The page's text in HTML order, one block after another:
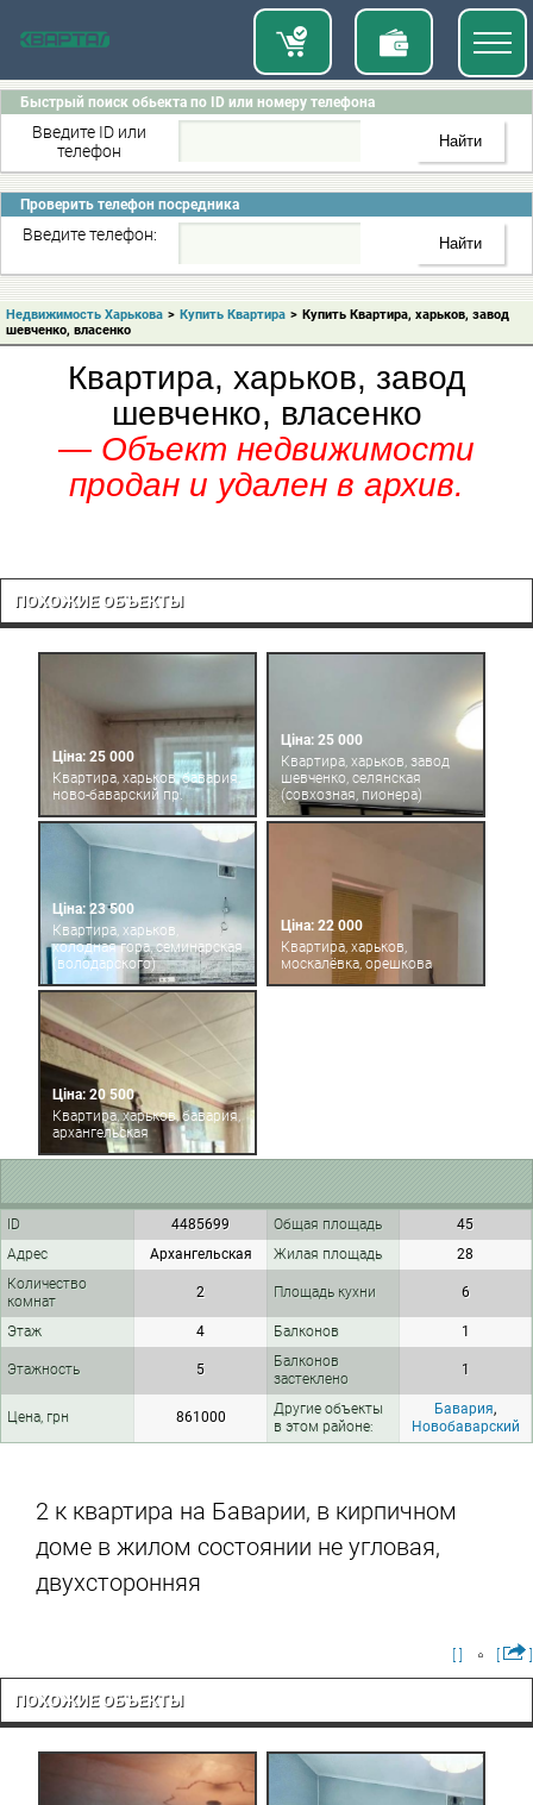
Быстрый поиск обьекта по ID или номеру телефона
Введите ID или
телефон
Проверить телефон посредника
Введите телефон:
Недвижимость Харькова > Купить Квартира > Купить Квартира, харьков, завод
шевченко, власенко
Квартира, харьков, завод
шевченко, власенко
— Объект недвижимости
продан и удален в архив.
ПОХОЖИЕ ОБЪЕКТЫ
Ціна: 25 000
Квартира, харьков, бавария,
ново-баварский пр.
Ціна: 25 000
Квартира, харьков, завод
шевченко, селянская
(совхозная, пионера)
Ціна: 23 500
Квартира, харьков,
холодная гора, семинарская
(володарского)
Ціна: 22 000
Квартира, харьков,
москалёвка, орешкова
Ціна: 20 500
Квартира, харьков, бавария,
архангельская
ID 4485699 Общая площадь
45
Адрес
Архангельская Жилая площадь
28
Количество
комнат
2 Площадь кухни 6
Этаж 4 Балконов 1
Этажность 5
Балконов
застеклено
1
Цена, грн 861000
Другие объекты
в этом районе:
Бавария,
Новобаварский
2 к квартира на Баварии, в кирпичном
доме в жилом состоянии не угловая,
двухсторонняя
ПОХОЖИЕ ОБЪЕКТЫ